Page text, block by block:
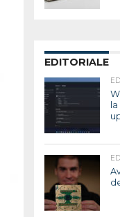
EDITORIALE